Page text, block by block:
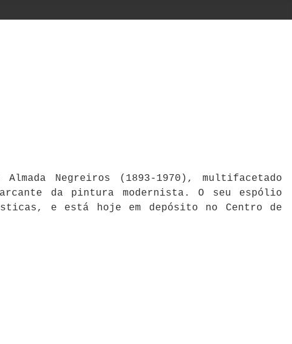
Negreiros (1893-1970), multifacetado
da pintura modernista. O seu espólio
e está hoje em depósito no Centro de